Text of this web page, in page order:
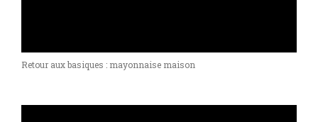
Retour aux basiques : mayonnaise maison